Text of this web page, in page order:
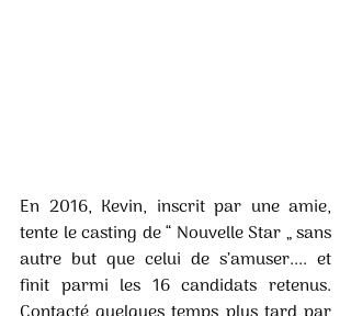
En 2016, Kevin, inscrit par une amie,
tente le casting de “ Nouvelle Star „ sans
autre but que celui de s’amuser.... et
finit parmi les 16 candidats retenus.